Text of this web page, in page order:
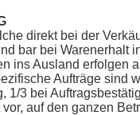
direkt bei der
bar bei Warenerhalt
ins Ausland erfolgen
Aufträge sind
1/3 bei
auf den ganzen